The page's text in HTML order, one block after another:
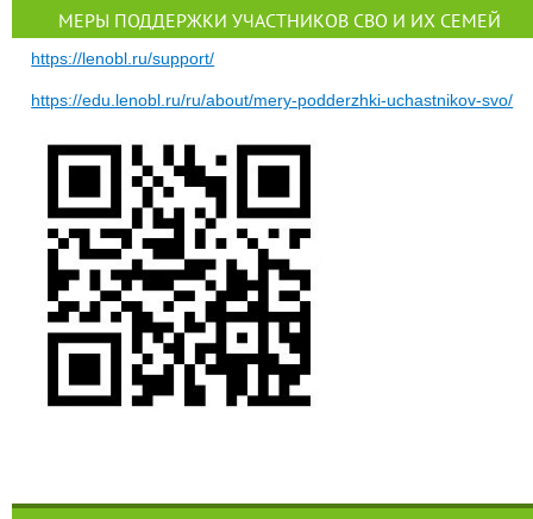
МЕРЫ ПОДДЕРЖКИ УЧАСТНИКОВ СВО И ИХ СЕМЕЙ
https://lenobl.ru/support/
https://edu.lenobl.ru/ru/about/mery-podderzhki-uchastnikov-svo/